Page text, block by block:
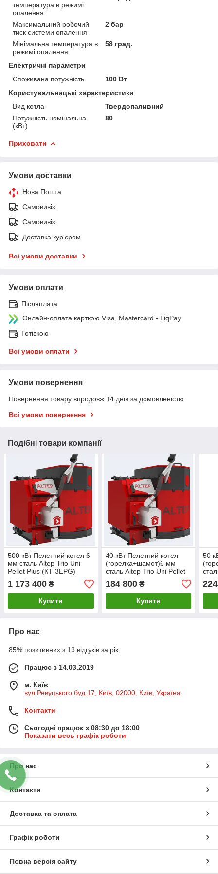
температура в режимі
опалення
Максимальний робочий
тиск системи опалення
2 бар
Мінімальна температура в
режимі опалення
58 град.
Електричні параметри
Споживана потужність
100 Вт
Користувальницькі характеристики
Вид котла
Твердопаливний
Потужність номінальна
(кВт)
80
Приховати
Умови доставки
Нова Пошта
Самовивіз
Самовивіз
Доставка кур'єром
Всі умови доставки
Умови оплати
Післяплата
Онлайн-оплата карткою Visa, Mastercard - LiqPay
Готівкою
Всі умови оплати
Умови повернення
Повернення товару впродовж 14 днів за домовленістю
Всі умови повернення
Подібні товари компанії
500 кВт Пелетний котел 6
мм сталь Altep Trio Uni
Pellet Plus (КТ-3ЕPG)
(горелка+шамот)
1 173 400 ₴
Купити
40 кВт Пелетний котел
(горелка+шамот)6 мм
сталь Altep Trio Uni Pellet
Plus (КТ-3ЕPG)
184 800₴
Купити
50
Про нас
85% позитивних з 13 відгуків за рік
Працює з 14.03.2019
м. Київ
вул Ревуцького буд.17, Київ, 02000, Київ, Україна
Контакти
Сьогодні працює з 08:30 до 18:00
Показати весь графік роботи
Про нас
Контакти
Доставка та оплата
Графік роботи
Повна версія сайту